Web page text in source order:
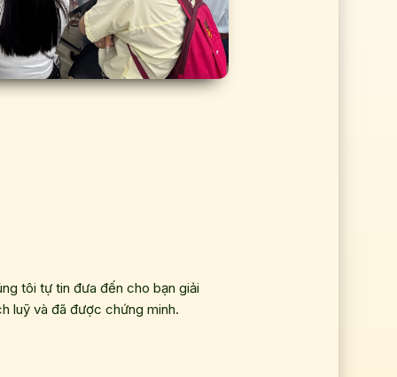
tôi tự tin đưa đến cho bạn giải
luỹ và đã được chứng minh.